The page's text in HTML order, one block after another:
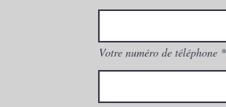
Votre numéro de téléphone